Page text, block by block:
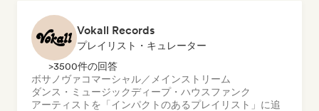
Vokall Records
プレイリスト・キュレーター
>3500件の回答
ボサノヴァコマーシャル／メインストリーム
ダンス・ミュージックディープ・ハウスファンク
アーティストを「インパクトのあるプレイリスト」に追